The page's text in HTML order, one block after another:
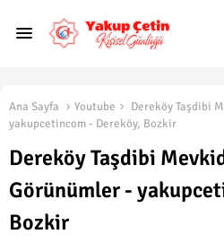
Ana Sayfa Youtube
Dereköy Taşdibi
yakupcetincom - Dereköy, Bozkir
Dereköy Taşdibi
Görünümler -
Bozkir